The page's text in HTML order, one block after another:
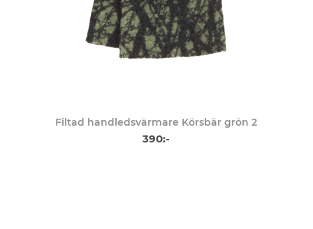
Filtad handledsvärmare Körsbär grön 2
390:-